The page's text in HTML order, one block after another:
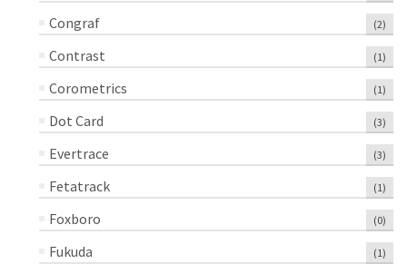
Congraf (2)
Contrast (1)
Corometrics (1)
Dot Card (3)
Evertrace (3)
Fetatrack (1)
Foxboro (0)
Fukuda (1)